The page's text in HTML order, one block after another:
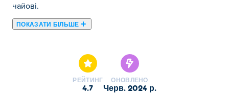
чайові.
ПОКАЗАТИ БІЛЬШЕ
РЕЙТИНГ
4.7
ОНОВЛЕНО
черв. 2024 р.